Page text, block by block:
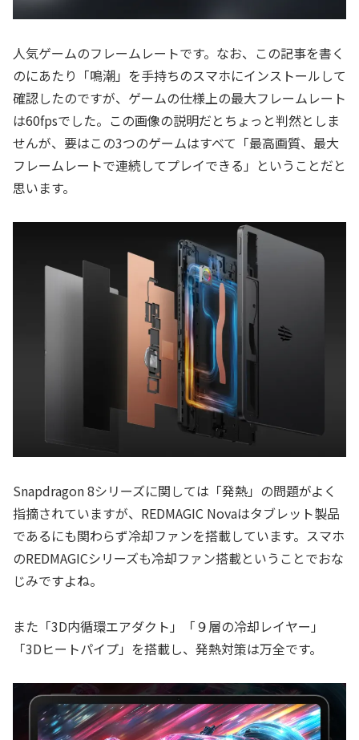
人気ゲームのフレームレートです。なお、この記事を書く
のにあたり「鳴潮」を手持ちのスマホにインストールして
確認したのですが、ゲームの仕様上の最大フレームレート
は60fpsでした。この画像の説明だとちょっと判然としま
せんが、要はこの3つのゲームはすべて「最高画質、最大
フレームレートで連続してプレイできる」ということだと
思います。
Snapdragon 8シリーズに関しては「発熱」の問題がよく
指摘されていますが、REDMAGIC Novaはタブレット製品
であるにも関わらず冷却ファンを搭載しています。スマホ
のREDMAGICシリーズも冷却ファン搭載ということでおな
じみですよね。
また「3D内循環エアダクト」「９層の冷却レイヤー」
「3Dヒートパイプ」を搭載し、発熱対策は万全です。